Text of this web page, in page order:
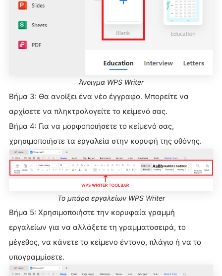
Άνοιγμα WPS Writer
Βήμα 3: Θα ανοίξει ένα νέο έγγραφο. Μπορείτε να
αρχίσετε να πληκτρολογείτε το κείμενό σας.
Βήμα 4: Για να μορφοποιήσετε το κείμενό σας,
χρησιμοποιήστε τα εργαλεία στην κορυφή της οθόνης.
Το μπάρα εργαλείων WPS Writer
Βήμα 5: Χρησιμοποιήστε την κορυφαία γραμμή
εργαλείων για να αλλάξετε τη γραμματοσειρά, το
μέγεθος, να κάνετε το κείμενο έντονο, πλάγιο ή να το
υπογραμμίσετε.